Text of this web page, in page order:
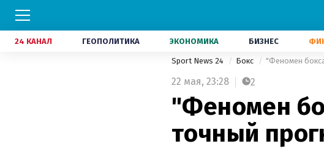
24 КАНАЛ ГЕОПОЛИТИКА ЭКОНОМИКА БИЗНЕС
Sport News 24 Бокс "Феномен
22 мая, 23:28 2
"Феномен
точный